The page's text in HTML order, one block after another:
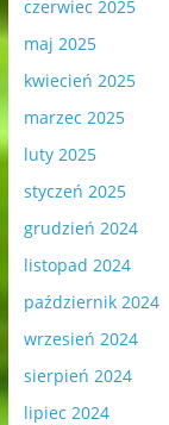
czerwiec 2025
maj 2025
kwiecień 2025
marzec 2025
luty 2025
styczeń 2025
grudzień 2024
listopad 2024
październik 2024
wrzesień 2024
sierpień 2024
lipiec 2024